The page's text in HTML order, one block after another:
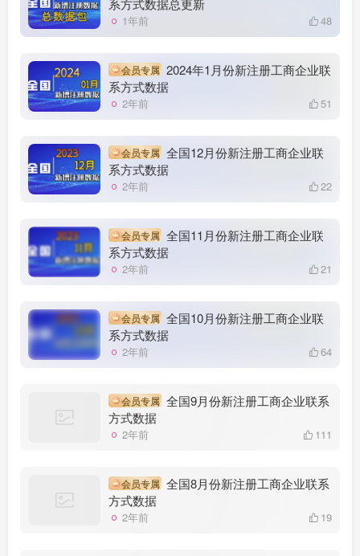
系方式数据总更新
1年前 48
会员专属 2024年1月份新注册工商企业联
系方式数据
2年前 51
会员专属 全国12月份新注册工商企业联
系方式数据
2年前 22
会员专属 全国11月份新注册工商企业联
系方式数据
2年前 21
会员专属 全国10月份新注册工商企业联
系方式数据
2年前 64
会员专属 全国9月份新注册工商企业联系
方式数据
2年前 111
会员专属 全国8月份新注册工商企业联系
方式数据
2年前 19